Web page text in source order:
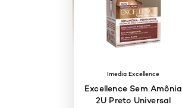
Imedia Excellence
Excellence Sem Amônia
2U Preto Universal